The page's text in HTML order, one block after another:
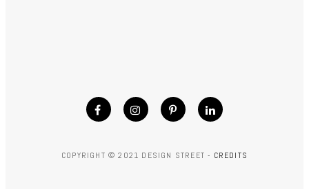
COPYRIGHT © 2021 DESIGN STREET - CREDITS